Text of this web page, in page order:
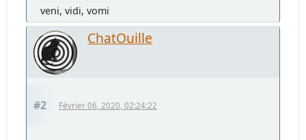
veni, vidi, vomi
ChatOuille
#2 Février 06, 2020, 02:24:22